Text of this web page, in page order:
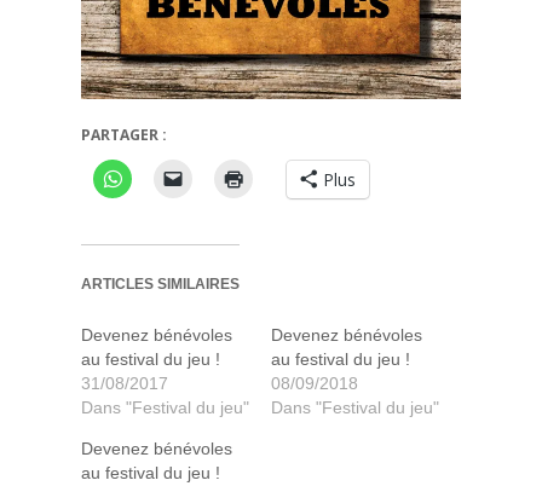
PARTAGER :
Plus
ARTICLES SIMILAIRES
Devenez bénévoles
au festival du jeu !
31/08/2017
Dans "Festival du jeu"
Devenez bénévoles
au festival du jeu !
08/09/2018
Dans "Festival du jeu"
Devenez bénévoles
au festival du jeu !